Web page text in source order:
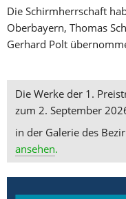
Die Schirmherrschaft
Oberbayern, Thomas
Gerhard Polt
Die Werke der 1.
zum 2. September
in der Galerie des
ansehen.